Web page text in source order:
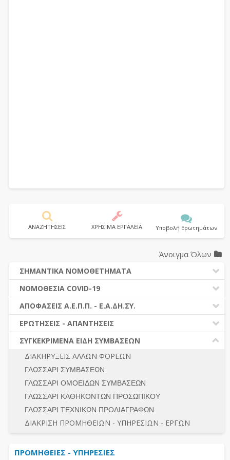
ΑΝΑΖΗΤΗΣΕΙΣ ΧΡΗΣΙΜΑ ΕΡΓΑΛΕΙΑ Υποβολή Ερωτημάτων
Άνοιγμα Όλων
ΣΗΜΑΝΤΙΚΑ ΝΟΜΟΘΕΤΗΜΑΤΑ
ΔΗΜΟΣΙΕΣ ΣΥΜΒΑΣΕΙΣ (Ν. 4412/2016)
ΔΗΜΟΤΙΚΟΣ ΚΩΔΙΚΑΣ (Ν.3463/2006)
ΚΑΛΛΙΚΡΑΤΗΣ (Ν.3852/2010)
ΝΟΜΟΘΕΣΙΑ - ΝΟΜΟΛΟΓΙΑ (ΣΥΝΟΛΟ)
ΝΟΜΟΘΕΣΙΑ COVID-19
ΝΟΜΟΘΕΣΙΑ - ΝΟΜΟΛΟΓΙΑ COVID -19
ΕΡΩΤΗΣΕΙΣ - ΑΠΑΝΤΗΣΕΙΣ
ΑΠΟΦΑΣΕΙΣ Α.Ε.Π.Π. - Ε.Α.ΔΗ.ΣΥ.
ΠΡΟΔΙΚΑΣΤΙΚΗ ΠΡΟΣΦΥΓΗ
ΓΕΝΙΚΟΙ ΚΑΝΟΝΕΣ
ΔΙΚΑΙΟΥΜΕΝΟΙ ΣΥΜΜΕΤΟΧΗΣ
ΠΡΟΣΦΟΡΕΣ – ΔΙΚΑΙΟΛΟΓΗΤΙΚΑ ΣΥΜΜΕΤΟΧΗΣ
ΔΙΕΞΑΓΩΓΗ ΔΙΑΔΙΚΑΣΙΑΣ
ΕΣΗΔΗΣ – ΚΗΜΔΗΣ
ΠΕΡΙΛΗΨΕΙΣ ΑΠΟΦΑΣΕΩΝ Α.Ε.Π.Π. - Ε.Α.ΔΗ.ΣΥ.
ΣΥΝΟΛΟ
ΕΡΩΤΗΣΕΙΣ - ΑΠΑΝΤΗΣΕΙΣ
Ν. 4782/2021 - ΤΡΟΠΟΠΟΙΗΣΗ 4412/2016
ΔΙΕΞΑΓΩΓΗ ΔΙΑΔΙΚΑΣΙΑΣ
ΔΙΑΔΙΚΑΣΙΕΣ ΑΝΑΘΕΣΗΣ
ΓΕΝΙΚΟΙ ΚΑΝΟΝΕΣ
ΠΡΟΕΤΟΙΜΑΣΙΑ - ΔΗΜΟΣΙΟΤΗΤΑ
ΛΟΓΟΙ ΑΠΟΚΛΕΙΣΜΟΥ-ΔΙΚΑΙΟΥΜΕΝΟΙ ΣΥΜΜΕΤΟΧΗΣ
ΠΡΟΣΦΟΡΕΣ - ΔΙΚΑΙΟΛΟΓΗΤΙΚΑ ΣΥΜΜΕΤΟΧΗΣ
ΣΥΓΚΕΚΡΙΜΕΝΑ ΕΙΔΗ ΣΥΜΒΑΣΕΩΝ
ΔΙΑΚΗΡΥΞΕΙΣ ΑΛΛΩΝ ΦΟΡΕΩΝ
ΓΛΩΣΣΑΡΙ ΣΥΜΒΑΣΕΩΝ
ΓΛΩΣΣΑΡΙ ΟΜΟΕΙΔΩΝ ΣΥΜΒΑΣΕΩΝ
ΓΛΩΣΣΑΡΙ ΚΑΘΗΚΟΝΤΩΝ ΠΡΟΣΩΠΙΚΟΥ
ΓΛΩΣΣΑΡΙ ΤΕΧΝΙΚΩΝ ΠΡΟΔΙΑΓΡΑΦΩΝ
ΔΙΑΚΡΙΣΗ ΠΡΟΜΗΘΕΙΩΝ - ΥΠΗΡΕΣΙΩΝ - ΕΡΓΩΝ
ΠΡΟΜΗΘΕΙΕΣ - ΥΠΗΡΕΣΙΕΣ